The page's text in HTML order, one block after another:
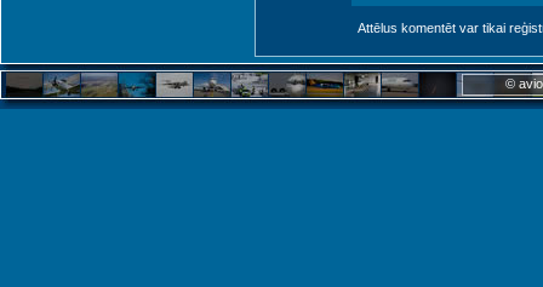
Attēlus komentēt var tikai
©